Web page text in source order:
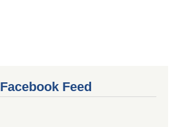
Facebook Feed